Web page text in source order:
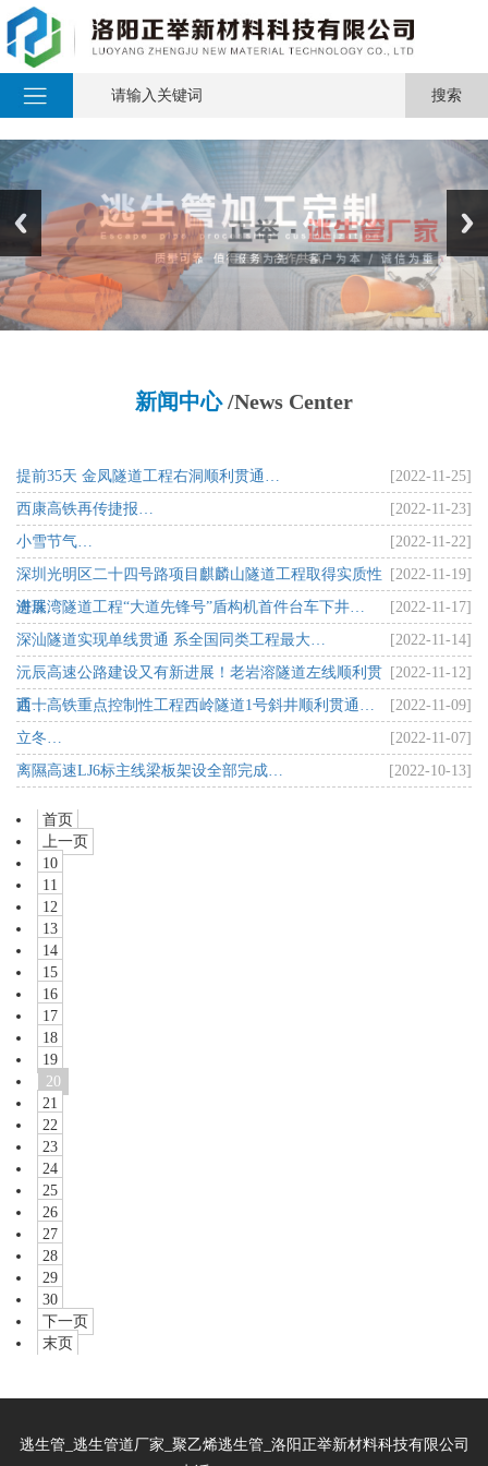
新闻中心/News Center
[2022-11-25]
提前35天 金凤隧道工程右洞顺利贯通…
[2022-11-23]
西康高铁再传捷报…
[2022-11-22]
小雪节气…
[2022-11-19]
深圳光明区二十四号路项目麒麟山隧道工程取得实质性
进展…
[2022-11-17]
海珠湾隧道工程“大道先锋号”盾构机首件台车下井…
[2022-11-14]
深汕隧道实现单线贯通 系全国同类工程最大…
[2022-11-12]
沅辰高速公路建设又有新进展！老岩溶隧道左线顺利贯
通…
[2022-11-09]
西十高铁重点控制性工程西岭隧道1号斜井顺利贯通…
[2022-11-07]
立冬…
[2022-10-13]
离隰高速LJ6标主线梁板架设全部完成…
首页
上一页
10
11
12
13
14
15
16
17
18
19
20
21
22
23
24
25
26
27
28
29
30
下一页
末页
逃生管_逃生管道厂家_聚乙烯逃生管_洛阳正举新材料科技有限公司